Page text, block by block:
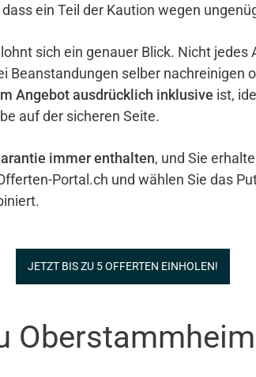
ein Teil der Kaution wegen
sich ein genauer Blick. Nicht
Beanstandungen selber
Angebot ausdrücklich inklusive ist,
auf der sicheren Seite.
immer enthalten, und Sie
Portal.ch und wählen Sie das
JETZT BIS ZU 5 OFFERTEN EINHOLEN!
Oberstammheim